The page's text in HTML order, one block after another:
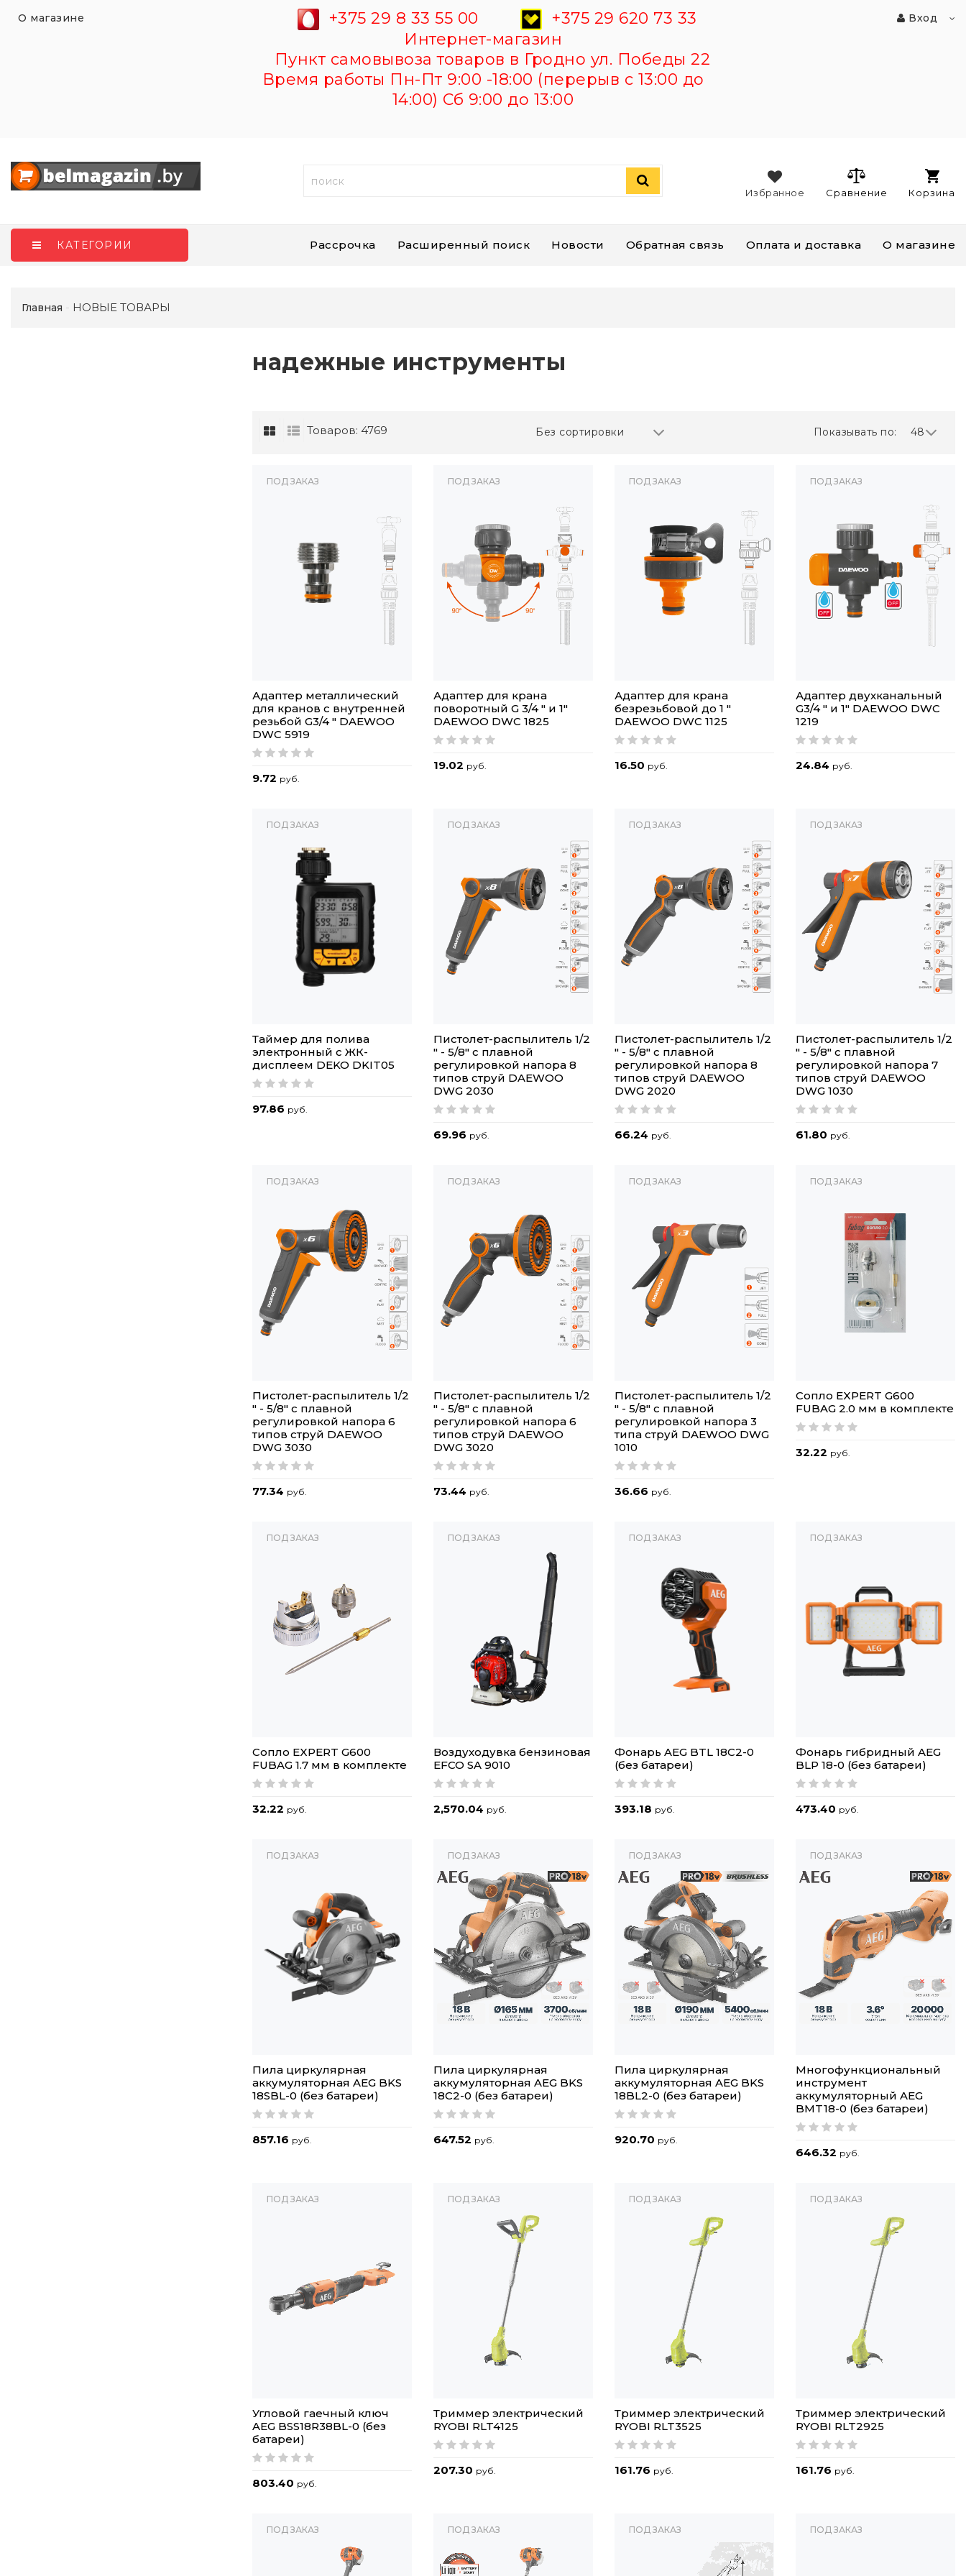
О магазине +375 29 8 33 55 00
+375 29 620 73 33
Интернет-магазин
Пункт самовывоза товаров в Гродно ул. Победы 22
Время работы Пн-Пт 9:00 -18:00 (перерыв с 13:00 до
14:00) Сб 9:00 до 13:00
Вход
Корзина
Сравнение
Избранное
КАТЕГОРИИ Рассрочка Расширенный поиск Новости Обратная связь Оплата и доставка О магазине
Главная НОВЫЕ ТОВАРЫ
надежные инструменты
Товаров: 4769 Показывать по: 48
Без сортировки
ПОД ЗАКАЗ
Адаптер металлический
для кранов с внутренней
резьбой G3/4 " DAEWOO
DWC 5919
9.72 руб.
ПОД ЗАКАЗ
Адаптер для крана
поворотный G 3/4 " и 1"
DAEWOO DWC 1825
19.02 руб.
ПОД ЗАКАЗ
Адаптер для крана
безрезьбовой до 1 "
DAEWOO DWC 1125
16.50 руб.
ПОД ЗАКАЗ
Адаптер двухканальный
G3/4 " и 1" DAEWOO DWC
1219
24.84 руб.
ПОД ЗАКАЗ
Таймер для полива
электронный c ЖК-
дисплеем DEKO DKIT05
97.86 руб.
ПОД ЗАКАЗ
Пистолет-распылитель 1/2
" - 5/8" с плавной
регулировкой напора 8
типов струй DAEWOO
DWG 2030
69.96 руб.
ПОД ЗАКАЗ
Пистолет-распылитель 1/2
" - 5/8" с плавной
регулировкой напора 8
типов струй DAEWOO
DWG 2020
66.24 руб.
ПОД ЗАКАЗ
Пистолет-распылитель 1/2
" - 5/8" с плавной
регулировкой напора 7
типов струй DAEWOO
DWG 1030
61.80 руб.
ПОД ЗАКАЗ
Пистолет-распылитель 1/2
" - 5/8" с плавной
регулировкой напора 6
типов струй DAEWOO
DWG 3030
77.34 руб.
ПОД ЗАКАЗ
Пистолет-распылитель 1/2
" - 5/8" с плавной
регулировкой напора 6
типов струй DAEWOO
DWG 3020
73.44 руб.
ПОД ЗАКАЗ
Пистолет-распылитель 1/2
" - 5/8" с плавной
регулировкой напора 3
типа струй DAEWOO DWG
1010
36.66 руб.
ПОД ЗАКАЗ
Сопло EXPERT G600
FUBAG 2.0 мм в комплекте
32.22 руб.
ПОД ЗАКАЗ
Сопло EXPERT G600
FUBAG 1.7 мм в комплекте
32.22 руб.
ПОД ЗАКАЗ
Воздуходувка бензиновая
EFCO SA 9010
2,570.04 руб.
ПОД ЗАКАЗ
Фонарь AEG BTL 18C2-0
(без батареи)
393.18 руб.
ПОД ЗАКАЗ
Фонарь гибридный AEG
BLP 18-0 (без батареи)
473.40 руб.
ПОД ЗАКАЗ
Пила циркулярная
аккумуляторная AEG BKS
18SBL-0 (без батареи)
857.16 руб.
ПОД ЗАКАЗ
Пила циркулярная
аккумуляторная AEG BKS
18C2-0 (без батареи)
647.52 руб.
ПОД ЗАКАЗ
Пила циркулярная
аккумуляторная AEG BKS
18BL2-0 (без батареи)
920.70 руб.
ПОД ЗАКАЗ
Многофункциональный
инструмент
аккумуляторный AEG
BMT18-0 (без батареи)
646.32 руб.
ПОД ЗАКАЗ
Угловой гаечный ключ
AEG BSS18R38BL-0 (без
батареи)
803.40 руб.
ПОД ЗАКАЗ
Триммер электрический
RYOBI RLT4125
207.30 руб.
ПОД ЗАКАЗ
Триммер электрический
RYOBI RLT3525
161.76 руб.
ПОД ЗАКАЗ
Триммер электрический
RYOBI RLT2925
161.76 руб.
ПОД ЗАКАЗ ПОД ЗАКАЗ ПОД ЗАКАЗ ПОД ЗАКАЗ